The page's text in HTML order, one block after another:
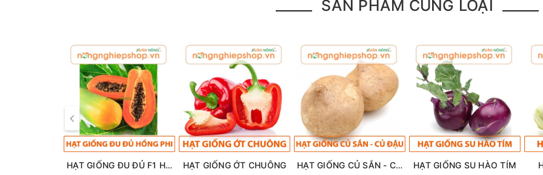
Hoa: hoa dưa lưới mọc đơn ở nách. Hoa mọc thành chùm và có cuống ngắn. Hoa dưa lưới
Quả: quả dưa lưới có hình dạng rất phong phú. Có quả hình cầu, hình thuôn, vỏ bên ngoài
nếp nhăn và không có lông. Màu sắc cũng khá đa dạng, có quả màu xanh xám, vàng sẫm,
nâu hoặc xanh, cũng có quả màu vàng tươi, hồng hoặc xanh. Bên trong quả dưa lưới có rất
nhiều hạt.
Hạt: hạt dưa lưới dẹt, màu đỏ nâu, trắng hoặc kem.
Hướng dẫn chi tiết trồng dưa lướitại nhà đơn giản
SẢN PHẨM CÙNG LOẠI
HẠT GIỐNG ĐU ĐỦ F1 HỒNG PHI
HẠT GIỐNG ỚT CHUÔNG
HẠT GIỐNG CỦ SẮN - CỦ ĐẬU
HẠT GIỐNG SU HÀO TÍM